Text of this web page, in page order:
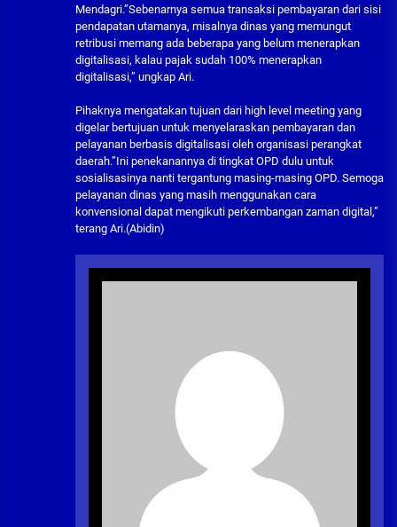
Mendagri.”Sebenarnya semua transaksi pembayaran dari sisi
pendapatan utamanya, misalnya dinas yang memungut
retribusi memang ada beberapa yang belum menerapkan
digitalisasi, kalau pajak sudah 100% menerapkan
digitalisasi,” ungkap Ari.
Pihaknya mengatakan tujuan dari high level meeting yang
digelar bertujuan untuk menyelaraskan pembayaran dan
pelayanan berbasis digitalisasi oleh organisasi perangkat
daerah.”Ini penekanannya di tingkat OPD dulu untuk
sosialisasinya nanti tergantung masing-masing OPD. Semoga
pelayanan dinas yang masih menggunakan cara
konvensional dapat mengikuti perkembangan zaman digital,”
terang Ari.(Abidin)